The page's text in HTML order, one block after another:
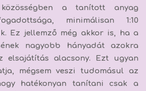
a tanított anyag
minimálisan 1:10
Ez jellemző még akkor is, ha a
nagyobb hányadát azokra
elsajátítás alacsony. Ezt ugyan
mégsem veszi tudomásul az
hatékonyan tanítani csak a